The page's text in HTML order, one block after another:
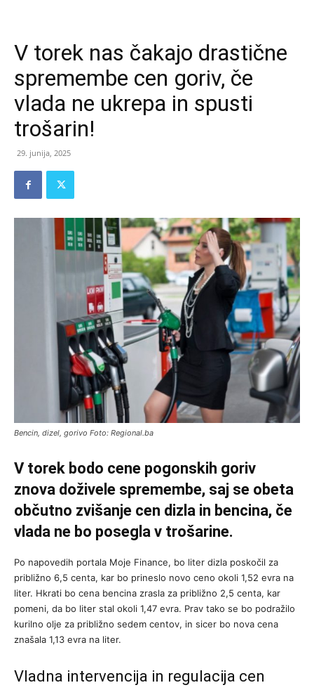
V torek nas čakajo drastične
spremembe cen goriv, če
vlada ne ukrepa in spusti
trošarin!
29. junija, 2025
Bencin, dizel, gorivo Foto: Regional.ba
V torek bodo cene pogonskih goriv
znova doživele spremembe, saj se obeta
občutno zvišanje cen dizla in bencina, če
vlada ne bo posegla v trošarine.
Po napovedih portala Moje Finance, bo liter dizla poskočil za
približno 6,5 centa, kar bo prineslo novo ceno okoli 1,52 evra na
liter. Hkrati bo cena bencina zrasla za približno 2,5 centa, kar
pomeni, da bo liter stal okoli 1,47 evra. Prav tako se bo podražilo
kurilno olje za približno sedem centov, in sicer bo nova cena
znašala 1,13 evra na liter.
Vladna intervencija in regulacija cen